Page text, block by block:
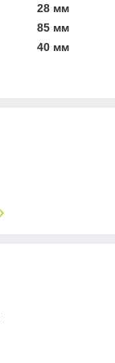
28 мм
85 мм
40 мм